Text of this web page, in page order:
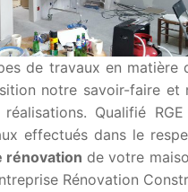
de travaux en
notre savoir-faire et
Qualifié
effectués dans le
rénovation de votre
Rénovation